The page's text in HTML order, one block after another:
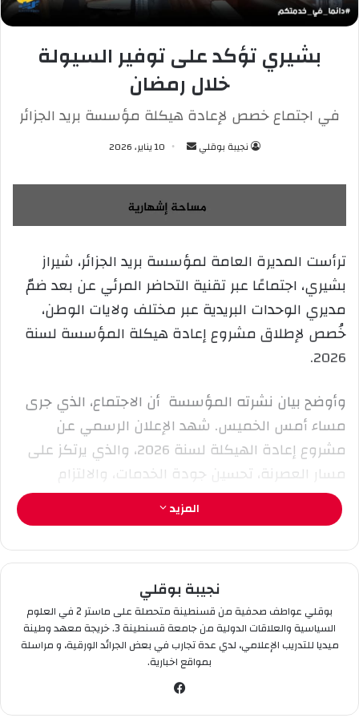
بشيري تؤكد على توفير السيولة
خلال رمضان
في اجتماع خصص لإعادة هيكلة مؤسسة بريد الجزائر
نجيبة بوقلي
س
ل
ب
ي
د
إ
ل
ر
ن
ي
ا
10 يناير، 2026
ترأست المديرة العامة لمؤسسة بريد الجزائر، شيراز
بشيري، اجتماعًا عبر تقنية التحاضر المرئي عن بعد ضمّ
مديري الوحدات البريدية عبر مختلف ولايات الوطن،
خُصص لإطلاق مشروع إعادة هيكلة المؤسسة لسنة
2026.
وأوضح بيان نشرته المؤسسة أن الاجتماع، الذي جرى
مساء أمس الخميس. شهد الإعلان الرسمي عن
مشروع إعادة الهيكلة لسنة 2026، والذي يرتكز على
مسار العصرنة، تحسين جودة الخدمات، والالتزام
بميثاق الاستقبال.
تنظيم المرافق البريدية، ضمان حسن سير الشبابيك
الآلية، الارتقاء بجودة الاستقبال، تحسين معاملة
الزبائن. إضافة إلى تعزيز أداء الشبكة البريدية على
المستوى الوطني.
شددت بشيري، بخصوص التحضيرات لشهر رمضان
المزيد
نجيبة بوقلي
بوقلي عواطف صحفية من قسنطينة متحصلة على ماستر 2 في العلوم
السياسية والعلاقات الدولية من جامعة قسنطينة 3. خريجة معهد وطينة
ميديا للتدريب الإعلامي، لدي عدة تجارب في بعض الجرائد الورقية، و مراسلة
بمواقع اخبارية.